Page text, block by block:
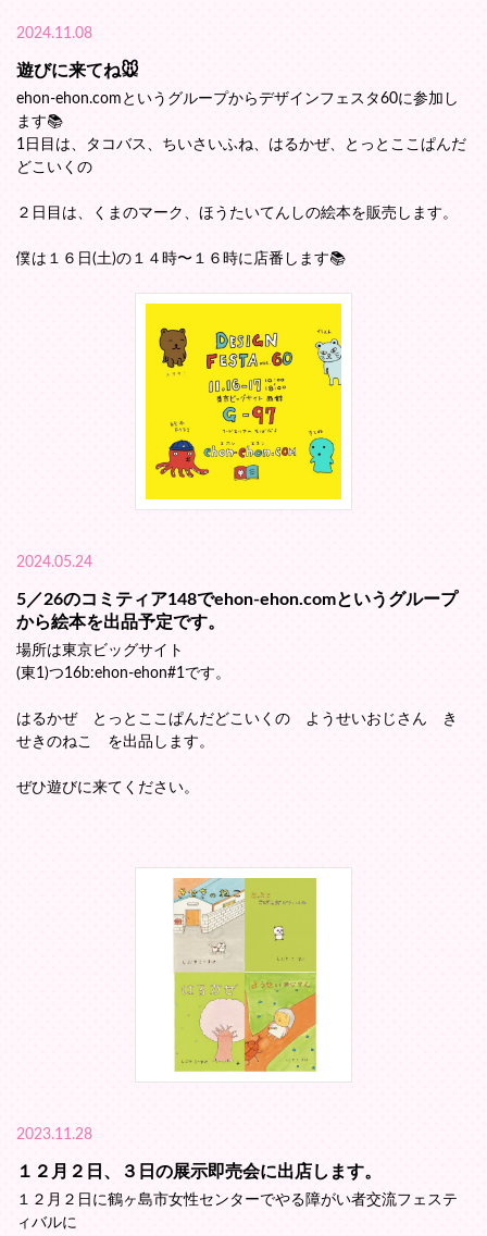
2024.11.08
遊びに来てね🐭
ehon-ehon.comというグループからデザインフェスタ60に参加し
ます📚️
1日目は、タコバス、ちいさいふね、はるかぜ、とっとここぱんだ
どこいくの
２日目は、くまのマーク、ほうたいてんしの絵本を販売します。
僕は１６日(土)の１４時〜１６時に店番します📚️
2024.05.24
5／26のコミティア148でehon-ehon.comというグループ
から絵本を出品予定です。
場所は東京ビッグサイト
(東1)つ16b:ehon-ehon#1です。
はるかぜ とっとここぱんだどこいくの ようせいおじさん き
せきのねこ を出品します。
ぜひ遊びに来てください。
2023.11.28
１２月２日、３日の展示即売会に出店します。
１２月２日に鶴ヶ島市女性センターでやる障がい者交流フェステ
ィバルに